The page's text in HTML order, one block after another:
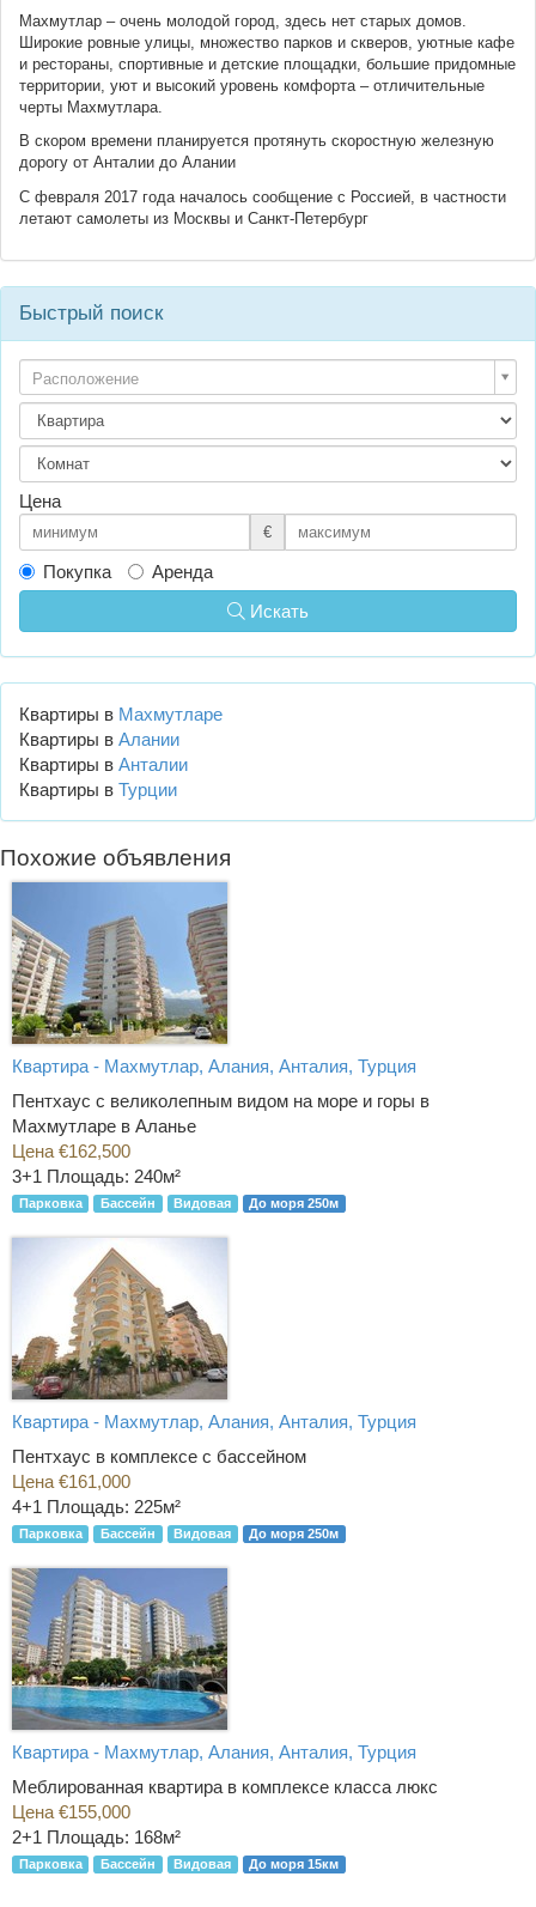
Махмутлар – очень молодой город, здесь нет старых домов.
Широкие ровные улицы, множество парков и скверов, уютные кафе
и рестораны, спортивные и детские площадки, большие придомные
территории, уют и высокий уровень комфорта – отличительные
черты Махмутлара.
В скором времени планируется протянуть скоростную железную
дорогу от Анталии до Алании
С февраля 2017 года началось сообщение с Россией, в частности
летают самолеты из Москвы и Санкт-Петербург
Быстрый поиск
Расположение
Цена
€
Покупка
Аренда
Искать
Квартиры в Махмутларе
Квартиры в Алании
Квартиры в Анталии
Квартиры в Турции
Похожие объявления
Квартира - Махмутлар, Алания, Анталия, Турция
Пентхаус с великолепным видом на море и горы в
Махмутларе в Аланье
Цена €162,500
3+1 Площадь: 240м²
Парковка Бассейн Видовая До моря 250м
Квартира - Махмутлар, Алания, Анталия, Турция
Пентхаус в комплексе с бассейном
Цена €161,000
4+1 Площадь: 225м²
Парковка Бассейн Видовая До моря 250м
Квартира - Махмутлар, Алания, Анталия, Турция
Меблированная квартира в комплексе класса люкс
Цена €155,000
2+1 Площадь: 168м²
Парковка Бассейн Видовая До моря 15км